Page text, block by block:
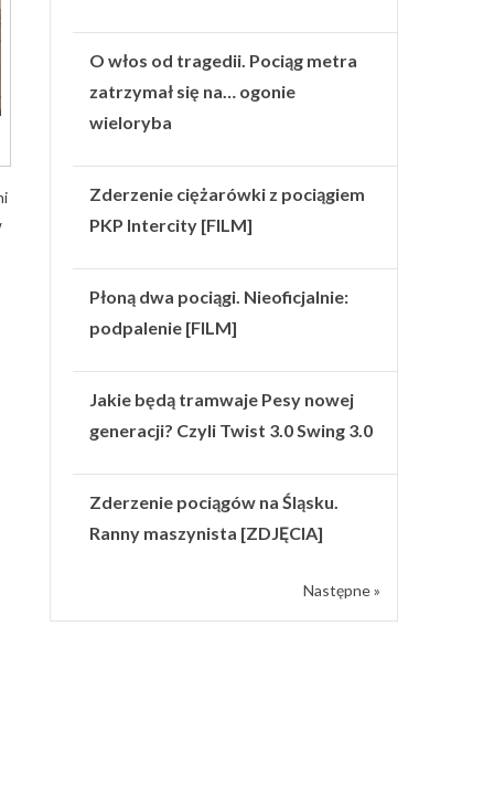
O włos od tragedii. Pociąg metra
zatrzymał się na… ogonie
wieloryba
Zderzenie ciężarówki z pociągiem
PKP Intercity [FILM]
Płoną dwa pociągi. Nieoficjalnie:
podpalenie [FILM]
Jakie będą tramwaje Pesy nowej
generacji? Czyli Twist 3.0 Swing 3.0
Zderzenie pociągów na Śląsku.
Ranny maszynista [ZDJĘCIA]
Następne »